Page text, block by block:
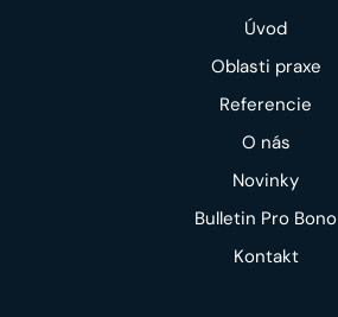
Úvod
Oblasti praxe
Referencie
O nás
Novinky
Bulletin Pro Bono
Kontakt